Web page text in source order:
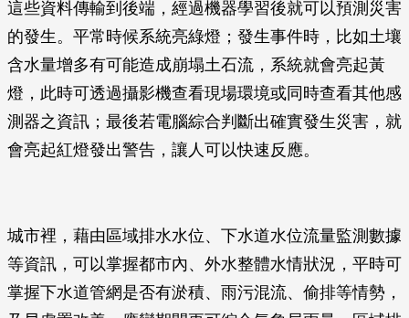
這些資料傳輸到後端，經過機器學習後就可以預測災害
的發生。平常時候系統亮綠燈；發生事件時，比如土壤
含水量增多有可能造成崩塌土石流，系統就會亮起黃
燈，此時可透過攝影機查看現場環境或同時查看其他感
測器之資訊；最後若電腦綜合判斷出確實發生災害，就
會亮起紅燈發出警告，讓人可以快速反應。
城市裡，藉由區域排水水位、下水道水位流量監測數據
等資訊，可以掌握都市內、外水整體水情狀況，平時可
掌握下水道管網是否有淤積、雨污混流、偷排等情勢，